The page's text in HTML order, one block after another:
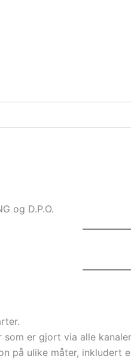
og D.P.O.
er gjort via alle
på ulike måter, inkludert